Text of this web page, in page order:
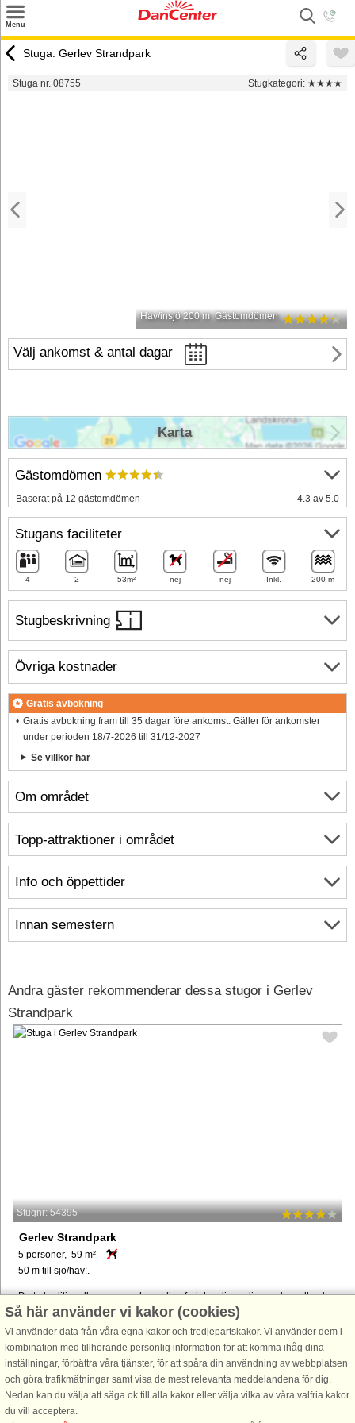
Menu
Tilbud
Stuga: Gerlev Strandpark
Stuga nr. 08755 Stugkategori: ★★★★
Hav/insjö 200 m Gästomdömen
Välj ankomst & antal dagar
Stugbeskrivning
Om området
Info och öppettider
Innan semestern
Gästomdömen
Baserat på 12 gästomdömen 4.3 av 5.0
Stugans faciliteter
4 2 53m² nej nej Inkl. 200 m
Övriga kostnader
Gratis avbokning
Gratis avbokning fram till 35 dagar före ankomst. Gäller för ankomster
under perioden 18/7-2026 till 31/12-2027
Se villkor här
Karta
Topp-attraktioner i området
Andra gäster rekommenderar dessa stugor i Gerlev
Strandpark
Stugnr: 54395
Gerlev Strandpark
5 personer, 59 m²
50 m till sjö/hav:.
Dette traditionelle og meget hyggelige feriehus ligger lige ved vandkanten
og byder på 59 m² komfortabelt boligareal og en virkelig fantastisk
beliggenhed. Fra terrassen kan du nyde en betagende udsigt ...
från 6.799 SEK
Så här använder vi kakor (cookies)
Vi använder data från våra egna kakor och tredjepartskakor. Vi använder dem i
kombination med tillhörande personlig information för att komma ihåg dina
inställningar, förbättra våra tjänster, för att spåra din användning av webbplatsen
och göra trafikmätningar samt visa de mest relevanta meddelandena för dig.
Nedan kan du välja att säga ok till alla kakor eller välja vilka av våra valfria kakor
du vill acceptera.